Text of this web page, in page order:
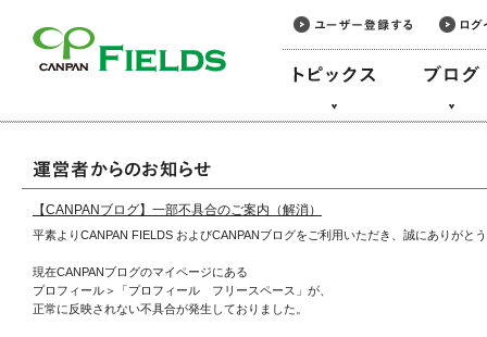
【CANPANブログ】一部不具合のご案内（解消）
平素よりCANPAN FIELDS およびCANPANブログをご利用いただき、誠にありがと
現在CANPANブログのマイページにある
プロフィール＞「プロフィール フリースペース」が、
正常に反映されない不具合が発生しておりました。